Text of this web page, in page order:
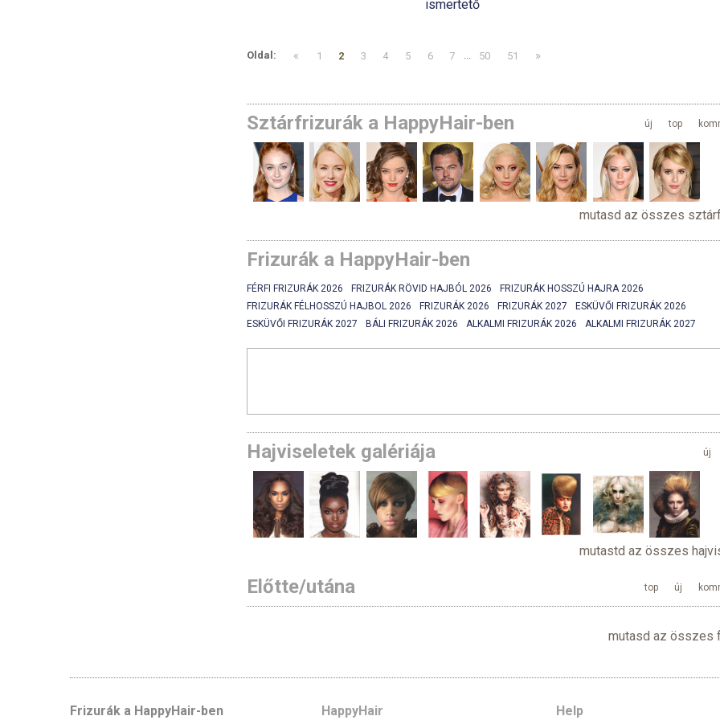
ismertető
Oldal: « 1 2 3 4 5 6 7 ... 50 51 »
Sztárfrizurák a HappyHair-ben új top
mutasd az összes
Frizurák a HappyHair-ben
FÉRFI FRIZURÁK 2026 FRIZURÁK RÖVID HAJBÓL 2026
FRIZURÁK HOSSZÚ HAJRA 2026
FRIZURÁK FÉLHOSSZÚ HAJBOL 2026
FRIZURÁK 2026 FRIZURÁK 2027
ESKÜVŐI FRIZURÁK 2026
ESKÜVŐI FRIZURÁK 2027
BÁLI FRIZURÁK 2026 ALKALMI FRIZURÁK 2026 ALKALMI FRIZURÁK 2027
Hajviseletek galériája új
mutastd az összes
Előtte/utána top új
mutasd az összes
Frizurák a HappyHair-ben HappyHair Help